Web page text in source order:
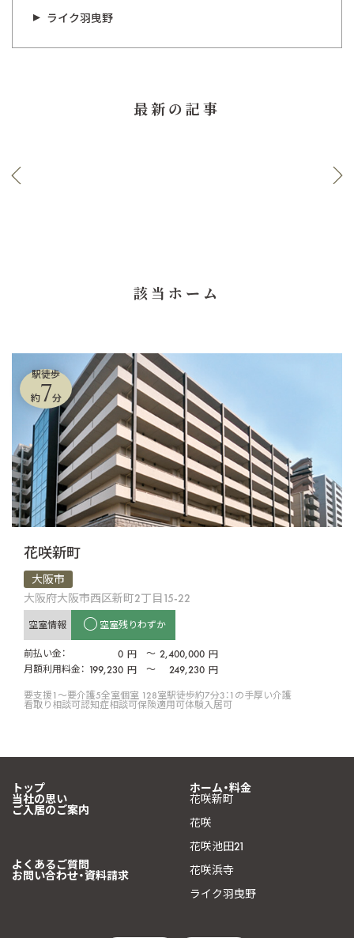
ライク羽曳野
最新の記事
該当ホーム
駅徒歩
約7分
花咲新町
大阪市
大阪府大阪市西区新町2丁目15-22
空室情報 空室残りわずか
前払い金： 0 円 〜 2,400,000 円
月額利用料金： 199,230 円 〜 249,230 円
要支援1〜要介護5全室個室 128室駅徒歩約7分3：1の手厚い介護
看取り相談可認知症相談可保険適用可体験入居可
トップ
当社の思い
ご入居のご案内
ホーム・料金
花咲新町
花咲
花咲池田21
花咲浜寺
ライク羽曳野
よくあるご質問
お問い合わせ・資料請求